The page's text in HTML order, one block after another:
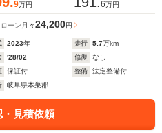
9万円 6万円
ーン 月々24,200円
2023年 走行 5.7万km
'28/02 修復
なし
保証付 整備
法定整備付
岐阜県本巣郡
見積依頼